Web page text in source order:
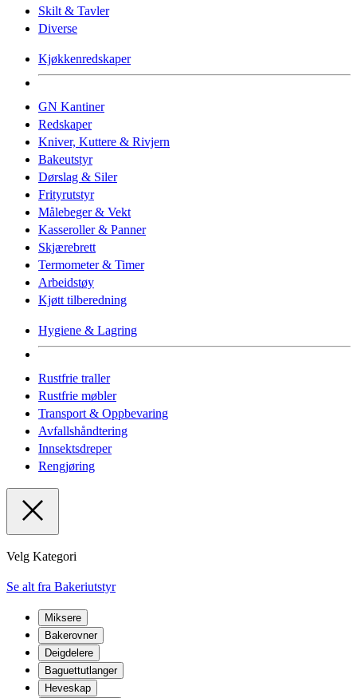
Skilt & Tavler
Diverse
Kjøkkenredskaper
GN Kantiner
Redskaper
Kniver, Kuttere & Rivjern
Bakeutstyr
Dørslag & Siler
Frityrutstyr
Målebeger & Vekt
Kasseroller & Panner
Skjærebrett
Termometer & Timer
Arbeidstøy
Kjøtt tilberedning
Hygiene & Lagring
Rustfrie traller
Rustfrie møbler
Transport & Oppbevaring
Avfallshåndtering
Innsektsdreper
Rengjøring
Velg Kategori
Se alt fra Bakeriutstyr
Miksere
Bakerovner
Deigdelere
Baguettutlanger
Heveskap